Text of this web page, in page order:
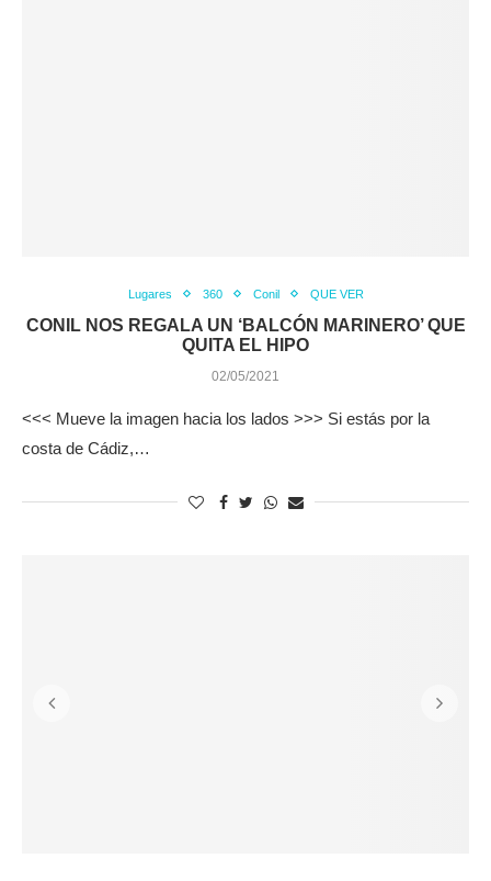
Lugares 360 Conil QUE VER
CONIL NOS REGALA UN ‘BALCÓN MARINERO’ QUE
QUITA EL HIPO
02/05/2021
<<< Mueve la imagen hacia los lados >>> Si estás por la
costa de Cádiz,…